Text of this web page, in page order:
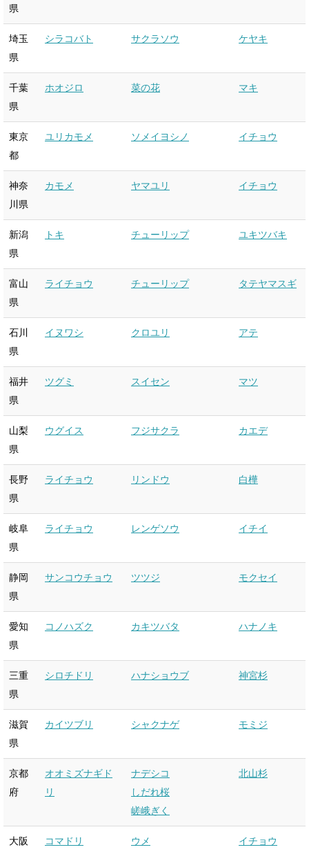
県
埼玉
県
シラコバト サクラソウ ケヤキ
千葉
県
ホオジロ 菜の花 マキ
東京
都
ユリカモメ ソメイヨシノ イチョウ
神奈
川県
カモメ ヤマユリ イチョウ
新潟
県
トキ チューリップ ユキツバキ
富山
県
ライチョウ チューリップ タテヤマスギ
石川
県
イヌワシ クロユリ アテ
福井
県
ツグミ スイセン マツ
山梨
県
ウグイス フジサクラ カエデ
長野
県
ライチョウ リンドウ 白樺
岐阜
県
ライチョウ レンゲソウ イチイ
静岡
県
サンコウチョウ ツツジ モクセイ
愛知
県
コノハズク カキツバタ ハナノキ
三重
県
シロチドリ ハナショウブ 神宮杉
滋賀
県
カイツブリ シャクナゲ モミジ
京都
府
オオミズナギド
リ
ナデシコ
しだれ桜
嵯峨ぎく
北山杉
大阪 コマドリ ウメ イチョウ